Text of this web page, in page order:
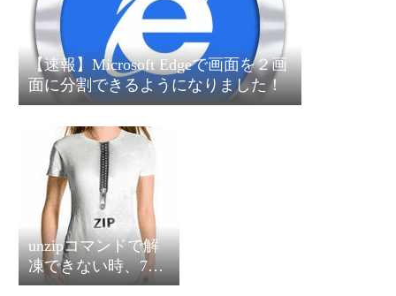
【速報】Microsoft Edgeで画面を２画
面に分割できるようになりました！
unzipコマンドで解
凍できない時、7z
コマンドという選